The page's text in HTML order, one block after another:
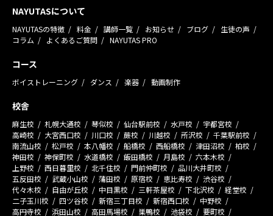
NAYUTASについて
NAYUTASの特徴 料金 講師一覧 お知らせ ブログ
生徒の声
コラム
よくあるご質問 NAYUTAS PRO
コース
ボイストレーニング ダンス 楽器 動画制作
校舎
麻生校 札幌大通校 琴似校 仙台駅前校 水戸校
宇都宮校
高崎校
大宮西口校 川口校 蕨校 川越校 所沢校
千葉駅前校
南流山校
松戸校 本八幡校 船橋校 西船橋校 津田沼校
柏校
神田校
神保町校 水道橋校 飯田橋校 月島校
六本木校
上野校
西日暮里校 北千住校 門前仲町校
品川大井町校
五反田校
武蔵小山校 蒲田校 原宿校 恵比寿校
渋谷校
代々木校
自由が丘校 中目黒校 三軒茶屋校 下北沢校
経堂校
二子玉川校
四ツ谷校 新宿三丁目校 新宿西口校
中野校
高円寺校
浜田山校 高田馬場校 巣鴨校 池袋校
要町校